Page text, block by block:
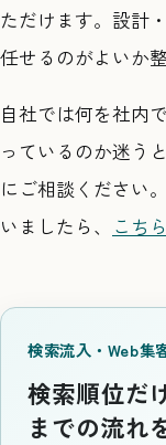
ただけます。設計
任せるのがよいか
自社では何を社内
っているのか迷うと
にご相談ください
いましたら、 こち
検索流入・Web集
検索順位だ
までの流れ